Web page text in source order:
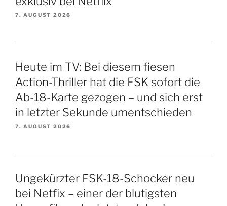
7. AUGUST 2026
Heute im TV: Bei diesem fiesen
Action-Thriller hat die FSK sofort die
Ab-18-Karte gezogen – und sich erst
in letzter Sekunde umentschieden
7. AUGUST 2026
Ungekürzter FSK-18-Schocker neu
bei Netfix – einer der blutigsten